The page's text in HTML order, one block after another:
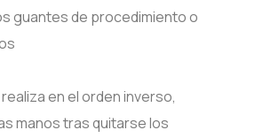
guantes de procedimiento o
en el orden inverso,
manos tras quitarse los